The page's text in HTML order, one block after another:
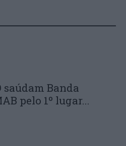
saúdam Banda
pelo 1º lugar...